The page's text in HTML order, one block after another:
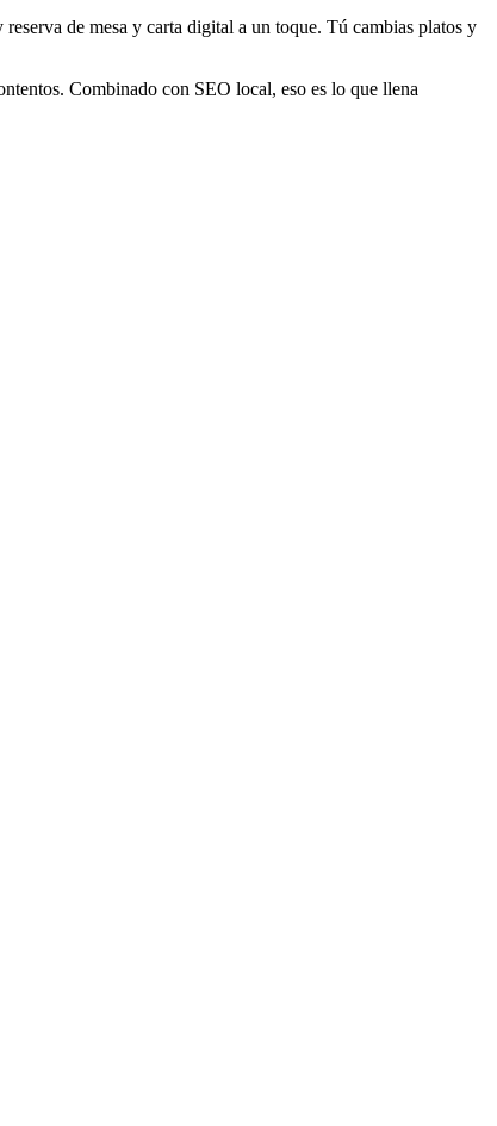
de mesa y carta digital a un toque. Tú cambias platos y
Combinado con SEO local, eso es lo que llena